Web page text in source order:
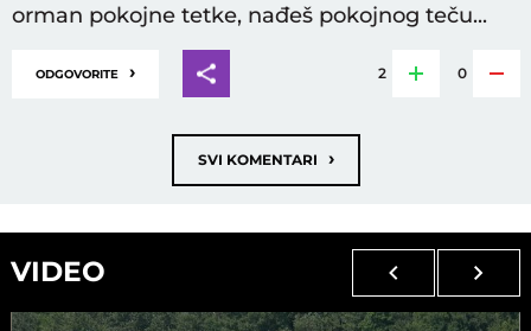
orman pokojne tetke, nađeš pokojnog teču...
ODGOVORITE › 2 0
SVI KOMENTARI ›
VIDEO